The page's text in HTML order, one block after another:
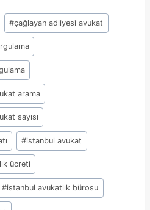
#çağlayan adliyesi avukat
arama
sayısı
#istanbul avukat
ücreti
#istanbul avukatlık bürosu